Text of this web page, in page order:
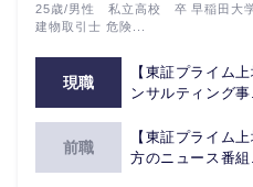
25歳/男性 私立高校 卒 早稲田大
建物取引士 危険...
現職
【東証プライム
ンサルティング事
前職
【東証プライム
方のニュース番組